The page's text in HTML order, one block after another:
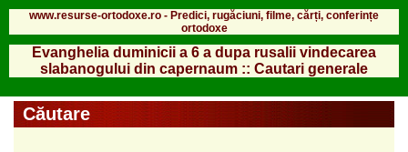
www.resurse-ortodoxe.ro - Predici, rugăciuni, filme, cărți, conferințe
ortodoxe
Evanghelia duminicii a 6 a dupa rusalii vindecarea
slabanogului din capernaum :: Cautari generale
Căutare